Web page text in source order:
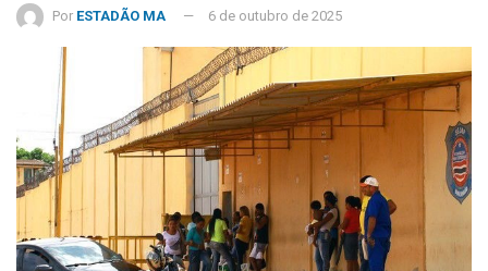
Por ESTADÃO MA 6 de outubro de 2025